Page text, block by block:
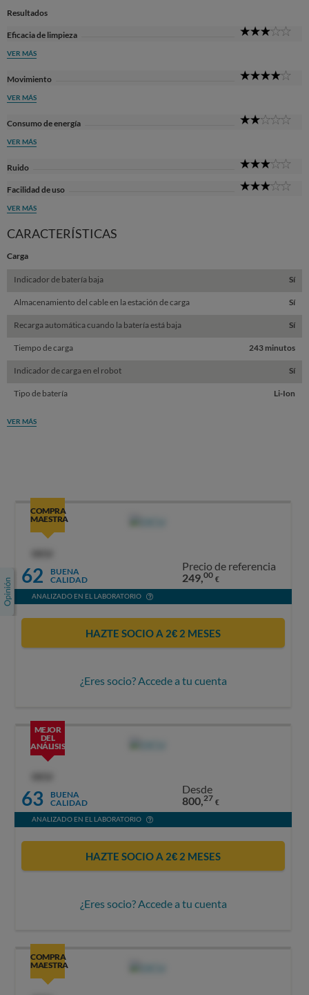
Resultados
Eficacia de limpieza
VER MÁS
Movimiento
VER MÁS
Consumo de energía
VER MÁS
Ruido
Facilidad de uso
VER MÁS
CARACTERÍSTICAS
Carga
Indicador de batería baja Sí
Almacenamiento del cable en la estación de carga Sí
Recarga automática cuando la batería está baja Sí
Tiempo de carga 243 minutos
Indicador de carga en el robot Sí
Tipo de batería Li-Ion
VER MÁS
COMPRA
MAESTRA
62
BUENA
CALIDAD
Precio de referencia
249,00 €
ANALIZADO EN EL LABORATORIO
HAZTE SOCIO A 2€ 2 MESES
¿Eres socio? Accede a tu cuenta
MEJOR
DEL
ANÁLISIS
63
BUENA
CALIDAD
Desde
800,27 €
ANALIZADO EN EL LABORATORIO
HAZTE SOCIO A 2€ 2 MESES
¿Eres socio? Accede a tu cuenta
COMPRA
MAESTRA